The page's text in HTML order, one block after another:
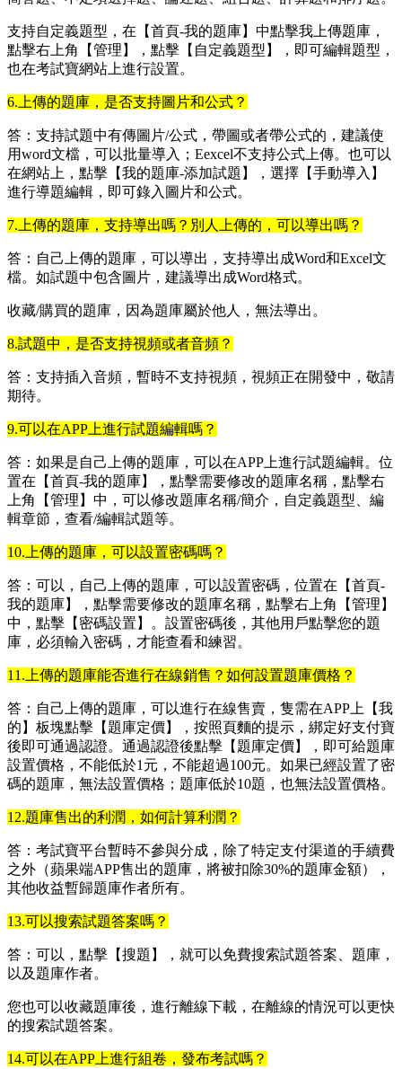
支持自定義題型，在【首頁-我的題庫】中點擊我上傳題庫，
點擊右上角【管理】，點擊【自定義題型】，即可編輯題型，
也在考試寶網站上進行設置。
6.上傳的題庫，是否支持圖片和公式？
答：支持試題中有傳圖片/公式，帶圖或者帶公式的，建議使
用word文檔，可以批量導入；Eexcel不支持公式上傳。也可以
在網站上，點擊【我的題庫-添加試題】，選擇【手動導入】
進行導題編輯，即可錄入圖片和公式。
7.上傳的題庫，支持導出嗎？別人上傳的，可以導出嗎？
答：自己上傳的題庫，可以導出，支持導出成Word和Excel文
檔。如試題中包含圖片，建議導出成Word格式。
收藏/購買的題庫，因為題庫屬於他人，無法導出。
8.試題中，是否支持視頻或者音頻？
答：支持插入音頻，暫時不支持視頻，視頻正在開發中，敬請
期待。
9.可以在APP上進行試題編輯嗎？
答：如果是自己上傳的題庫，可以在APP上進行試題編輯。位
置在【首頁-我的題庫】，點擊需要修改的題庫名稱，點擊右
上角【管理】中，可以修改題庫名稱/簡介，自定義題型、編
輯章節，查看/編輯試題等。
10.上傳的題庫，可以設置密碼嗎？
答：可以，自己上傳的題庫，可以設置密碼，位置在【首頁-
我的題庫】，點擊需要修改的題庫名稱，點擊右上角【管理】
中，點擊【密碼設置】。設置密碼後，其他用戶點擊您的題
庫，必須輸入密碼，才能查看和練習。
11.上傳的題庫能否進行在線銷售？如何設置題庫價格？
答：自己上傳的題庫，可以進行在線售賣，隻需在APP上【我
的】板塊點擊【題庫定價】，按照頁麵的提示，綁定好支付寶
後即可通過認證。通過認證後點擊【題庫定價】，即可給題庫
設置價格，不能低於1元，不能超過100元。如果已經設置了密
碼的題庫，無法設置價格；題庫低於10題，也無法設置價格。
12.題庫售出的利潤，如何計算利潤？
答：考試寶平台暫時不參與分成，除了特定支付渠道的手續費
之外（蘋果端APP售出的題庫，將被扣除30%的題庫金額），
其他收益暫歸題庫作者所有。
13.可以搜索試題答案嗎？
答：可以，點擊【搜題】，就可以免費搜索試題答案、題庫，
以及題庫作者。
您也可以收藏題庫後，進行離線下載，在離線的情況可以更快
的搜索試題答案。
14.可以在APP上進行組卷，發布考試嗎？